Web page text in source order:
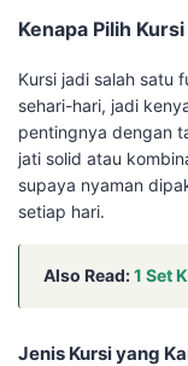
Kenapa Pilih
Kursi jadi salah satu
sehari-hari, jadi
pentingnya dengan
jati solid atau
supaya nyaman
setiap hari.
Also Read:1 Set
Jenis Kursi yang